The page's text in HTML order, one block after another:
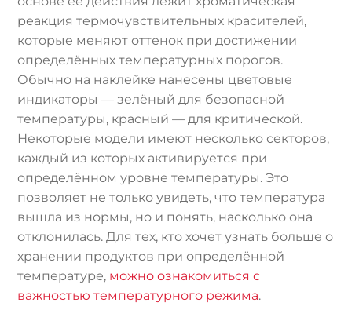
реакция термочувствительных красителей,
которые меняют оттенок при достижении
определённых температурных порогов.
Обычно на наклейке нанесены цветовые
индикаторы — зелёный для безопасной
температуры, красный — для критической.
Некоторые модели имеют несколько секторов,
каждый из которых активируется при
определённом уровне температуры. Это
позволяет не только увидеть, что температура
вышла из нормы, но и понять, насколько она
отклонилась. Для тех, кто хочет узнать больше о
хранении продуктов при определённой
температуре, можно ознакомиться с
важностью температурного режима.